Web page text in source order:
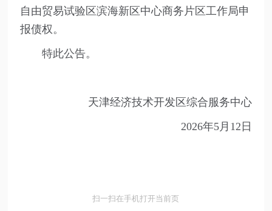
自由贸易试验区滨海新区中心商务片区工作局申
报债权。
特此公告。
天津经济技术开发区综合服务中心
2026年5月12日
扫一扫在手机打开当前页